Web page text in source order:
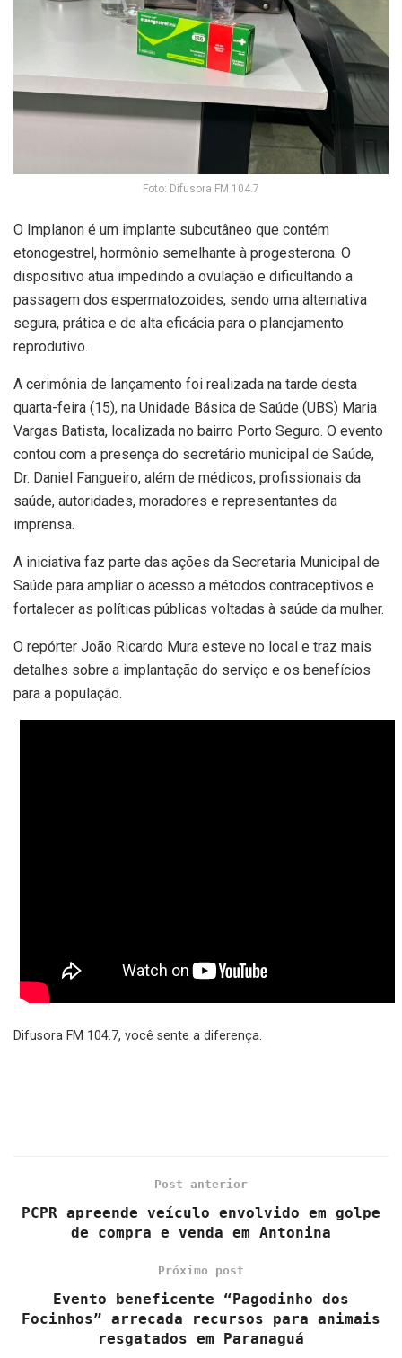
Foto: Difusora FM 104.7
O Implanon é um implante subcutâneo que contém
etonogestrel, hormônio semelhante à progesterona. O
dispositivo atua impedindo a ovulação e dificultando a
passagem dos espermatozoides, sendo uma alternativa
segura, prática e de alta eficácia para o planejamento
reprodutivo.
A cerimônia de lançamento foi realizada na tarde desta
quarta-feira (15), na Unidade Básica de Saúde (UBS) Maria
Vargas Batista, localizada no bairro Porto Seguro. O evento
contou com a presença do secretário municipal de Saúde,
Dr. Daniel Fangueiro, além de médicos, profissionais da
saúde, autoridades, moradores e representantes da
imprensa.
A iniciativa faz parte das ações da Secretaria Municipal de
Saúde para ampliar o acesso a métodos contraceptivos e
fortalecer as políticas públicas voltadas à saúde da mulher.
O repórter João Ricardo Mura esteve no local e traz mais
detalhes sobre a implantação do serviço e os benefícios
para a população.
Difusora FM 104.7, você sente a diferença.
Post anterior
PCPR apreende veículo envolvido em golpe
de compra e venda em Antonina
Próximo post
Evento beneficente “Pagodinho dos
Focinhos” arrecada recursos para animais
resgatados em Paranaguá